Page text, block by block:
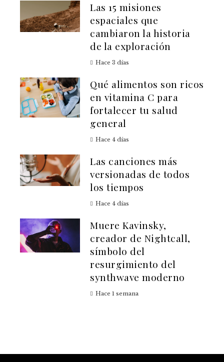
Las 15 misiones
espaciales que
cambiaron la historia
de la exploración
Hace 3 días
Qué alimentos son ricos
en vitamina C para
fortalecer tu salud
general
Hace 4 días
Las canciones más
versionadas de todos
los tiempos
Hace 4 días
Muere Kavinsky,
creador de Nightcall,
símbolo del
resurgimiento del
synthwave moderno
Hace 1 semana